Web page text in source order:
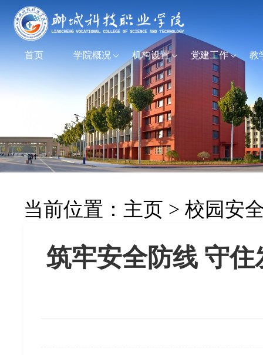
首页 学院概况 机构设置 党建工作 教
当前位置： 主页 > 校园安
筑牢安全防线 守